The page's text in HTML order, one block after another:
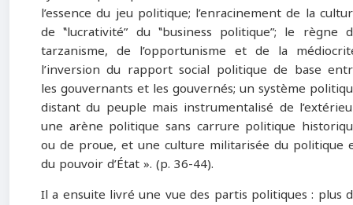
l’essence du jeu politique; l’enracinement de la
de ‟lucrativité” du ‟business politique”; le règne
tarzanisme, de l’opportunisme et de la
l’inversion du rapport social politique de base
les gouvernants et les gouvernés; un système
distant du peuple mais instrumentalisé de
une arène politique sans carrure politique
ou de proue, et une culture militarisée du politique
du pouvoir d’État ». (p. 36-44).
Il a ensuite livré une vue des partis politiques : plus